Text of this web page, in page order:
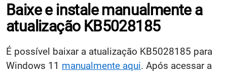
Baixe e instale manualmente a
atualização KB5028185
É possível baixar a atualização KB5028185 para
Windows 11 manualmente aqui. Após acessar a